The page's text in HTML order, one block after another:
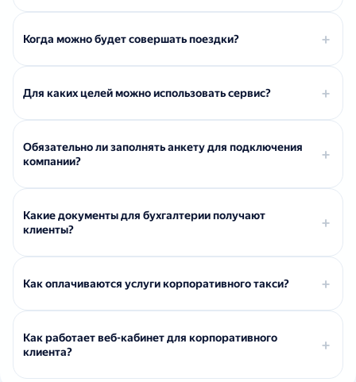
Когда можно будет совершать поездки?
Для каких целей можно использовать сервис?
Обязательно ли заполнять анкету для подключения
компании?
Какие документы для бухгалтерии получают
клиенты?
Как оплачиваются услуги корпоративного такси?
Как работает веб-кабинет для корпоративного
клиента?